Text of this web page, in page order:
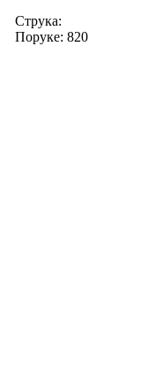
Струка:
Поруке: 820